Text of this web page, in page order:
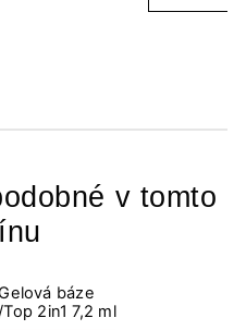
v tomto